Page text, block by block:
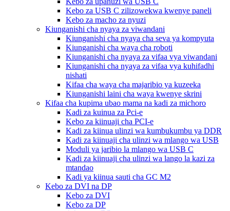
Kebo za USB C zilizowekwa kwenye paneli
Kebo za macho za nyuzi
Kiunganishi cha nyaya za viwandani
Kiunganishi cha nyaya cha seva ya kompyuta
Kiunganishi cha waya cha roboti
Kiunganishi cha nyaya za vifaa vya viwandani
Kiunganishi cha nyaya za vifaa vya kuhifadhi
nishati
Kifaa cha waya cha majaribio ya kuzeeka
Kiunganishi laini cha waya kwenye skrini
Kifaa cha kupima ubao mama na kadi za michoro
Kadi za kuinua za Pci-e
Kebo za kiinuaji cha PCI-e
Kadi za kiinua ulinzi wa kumbukumbu ya DDR
Kadi za kiinuaji cha ulinzi wa mlango wa USB
Moduli ya jaribio la mlango wa USB C
Kadi za kiinuaji cha ulinzi wa lango la kazi za
mtandao
Kadi ya kiinua sauti cha GC M2
Kebo za DVI na DP
Kebo za DVI
Kebo za DP